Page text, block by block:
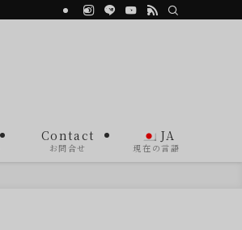
Contact
お問合せ
JA
現在の言語